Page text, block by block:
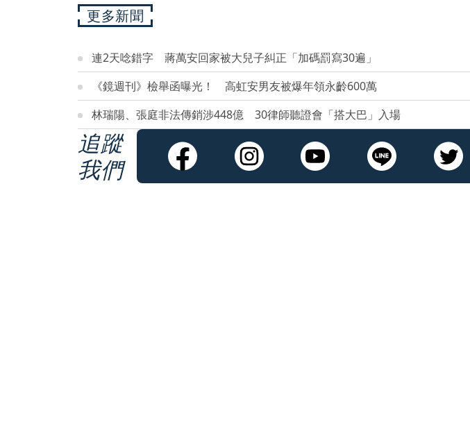
更多新聞
連2天唸錯字 蔣萬安回家被大兒子糾正「加碼罰寫30遍」
《鏡週刊》檢舉函曝光！ 高虹安男友被爆年領永齡600萬
林瑞陽、張庭非法傳銷涉448億 30律師聽證會「搭大巴」入場
追蹤
我們